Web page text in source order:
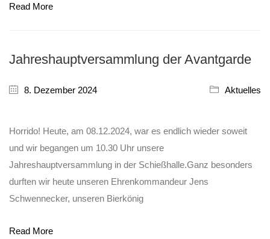
Read More
Jahreshauptversammlung der Avantgarde
8. Dezember 2024 Aktuelles
Horrido! Heute, am 08.12.2024, war es endlich wieder soweit
und wir begangen um 10.30 Uhr unsere
Jahreshauptversammlung in der Schießhalle.Ganz besonders
durften wir heute unseren Ehrenkommandeur Jens
Schwennecker, unseren Bierkönig
Read More